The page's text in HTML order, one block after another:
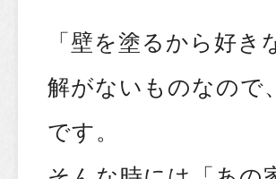
「壁を塗るから好
解がないものなので
です。